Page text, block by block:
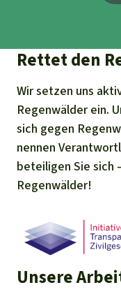
Rettet den
Wir setzen uns
Regenwälder ein.
sich gegen
nennen
beteiligen Sie sich
Regenwälder!
Unsere